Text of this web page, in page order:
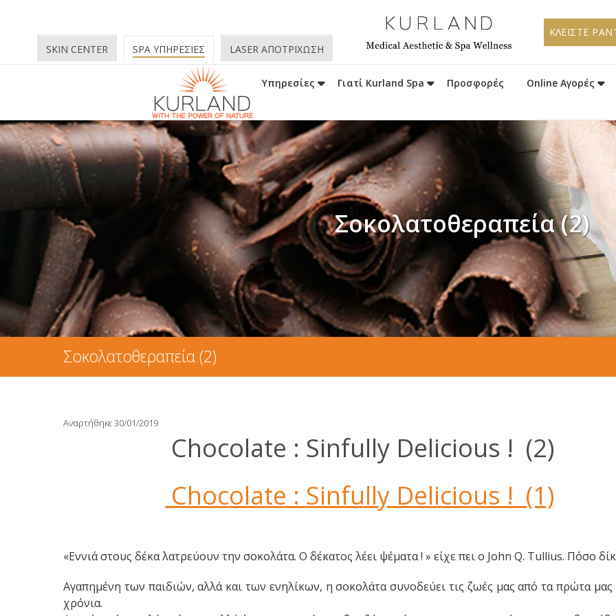
ΚΛΕΙΣΤΕ
Υπηρεσίες Γιατί Kurland Spa Προσφορές Online Αγορές
SKIN CENTER SPA ΥΠΗΡΕΣΙΕΣ LASER ΑΠΟΤΡΙΧΩΣΗ
Σοκολατοθεραπεία (2)
Σοκολατοθεραπεία (2)
Αναρτήθηκε 30/01/2019
Chocolate : Sinfully Delicious ! (2)
Chocolate : Sinfully Delicious ! (1)
«Εννιά στους δέκα λατρεύουν την σοκολάτα. Ο δέκατος λέει ψέματα ! » είχε πει ο John Q. Tullius. Πόσο
Αγαπημένη των παιδιών, αλλά και των ενηλίκων, η σοκολάτα συνοδεύει τις ζωές μας από τα πρώτα μας
χρόνια.